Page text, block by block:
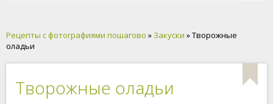
Рецепты с фотографиями пошагово » Закуски » Творожные
оладьи
Творожные оладьи